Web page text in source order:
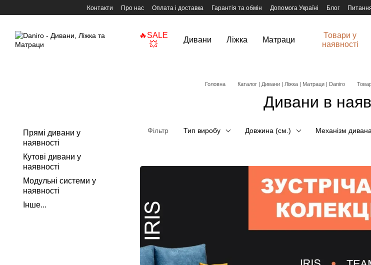
Перейти до основного контенту
Контакти Про нас Оплата і доставка Гарантія та обмін Допомога Україні Блог
🔥SALE
💥
Дивани Ліжка Матраци
Товари у
наявності
Головна Каталог | Дивани | Ліжка | Матраци | Daniro
Дивани в
Фільтр Тип виробу Довжина (см.) Механізм дивана
Прямі дивани у
наявності
Кутові дивани у
наявності
Модульні системи у
наявності
Інше...